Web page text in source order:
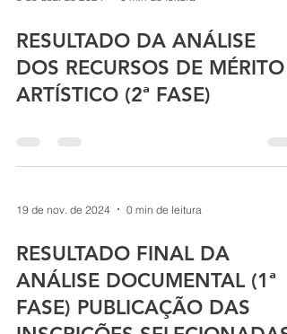
RESULTADO DA ANÁLISE
DOS RECURSOS DE MÉRITO
ARTÍSTICO (2ª FASE)
19 de nov. de 2024 0 min de leitura
RESULTADO FINAL DA
ANÁLISE DOCUMENTAL (1ª
FASE) PUBLICAÇÃO DAS